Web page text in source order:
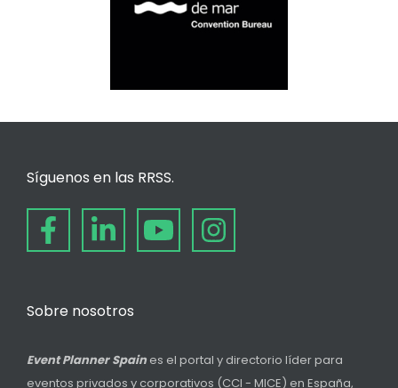
Síguenos en las RRSS.
Sobre nosotros
Event Planner Spain es el portal y directorio líder para
eventos privados y corporativos (CCI - MICE) en España,